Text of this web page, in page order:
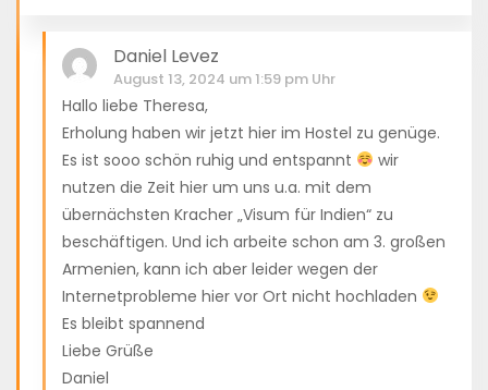
Daniel Levez
August 13, 2024 um 1:59 pm Uhr
Hallo liebe Theresa,
Erholung haben wir jetzt hier im Hostel zu genüge.
Es ist sooo schön ruhig und entspannt
wir
nutzen die Zeit hier um uns u.a. mit dem
übernächsten Kracher „Visum für Indien“ zu
beschäftigen. Und ich arbeite schon am 3. großen
Armenien, kann ich aber leider wegen der
Internetprobleme hier vor Ort nicht hochladen
Es bleibt spannend
Liebe Grüße
Daniel